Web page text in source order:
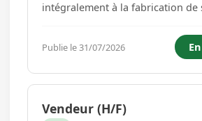
intégralement à la fabrication de
opérations de montage,
Vous contrôlerez votre produit
apprendrez tout au long d...
Publie le 31/07/2026
Vendeur (H/F)